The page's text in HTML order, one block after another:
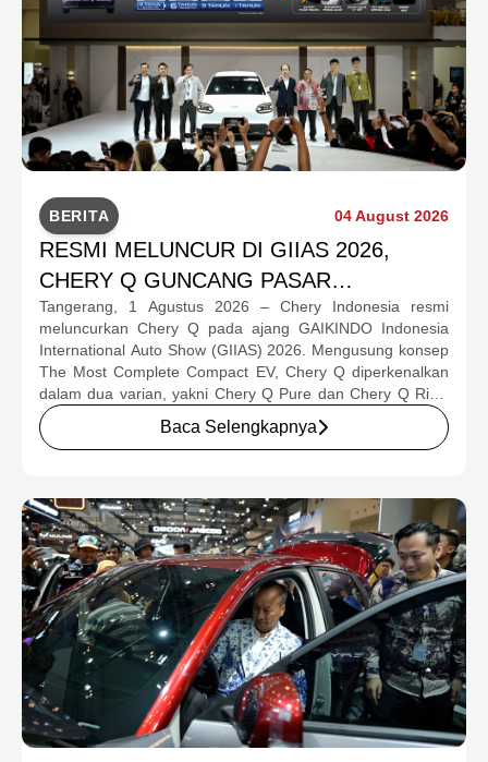
BERITA 04 August 2026
RESMI MELUNCUR DI GIIAS 2026,
CHERY Q GUNCANG PASAR
OTOMOTIF MELALUI HARGA SPESIAL
MULAI RP239,9 JUTA
Tangerang, 1 Agustus 2026 – Chery Indonesia resmi
meluncurkan Chery Q pada ajang GAIKINDO Indonesia
International Auto Show (GIIAS) 2026. Mengusung konsep
The Most Complete Compact EV, Chery Q diperkenalkan
dalam dua varian, yakni Chery Q Pure dan Chery Q Rizz,
untuk mengakomodasi kebutuhan mobilitas serta
preferensi konsumen yang berbeda.
Baca Selengkapnya